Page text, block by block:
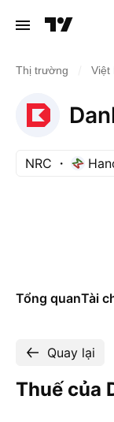
Thị trường Việt
NRC
Tổng quanTài
Quay lại
Thuế của